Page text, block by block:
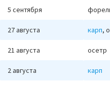
Форель — 400 руб/кг.
Щука — 300 руб/кг.
5 сентября
27 августа карп,
21 августа осетр
2 августа карп